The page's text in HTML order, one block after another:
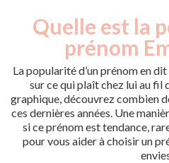
Quelle est la
prénom
La popularité d’un prénom en
sur ce qui plaît chez lui au fil
graphique, découvrez combien
ces dernières années. Une
si ce prénom est tendance,
pour vous aider à choisir un
Année
Nouveaux-
nés
2010
8
2011
9
2012
15
2013
7
2015
10
2017
8